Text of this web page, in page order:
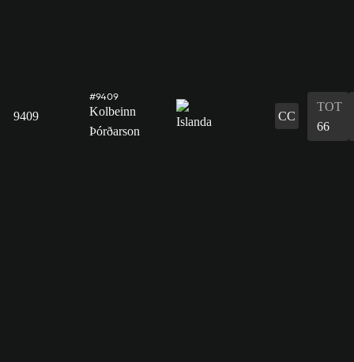
9409
#9409
Kolbeinn
Þórðarson
CC
TOT
66